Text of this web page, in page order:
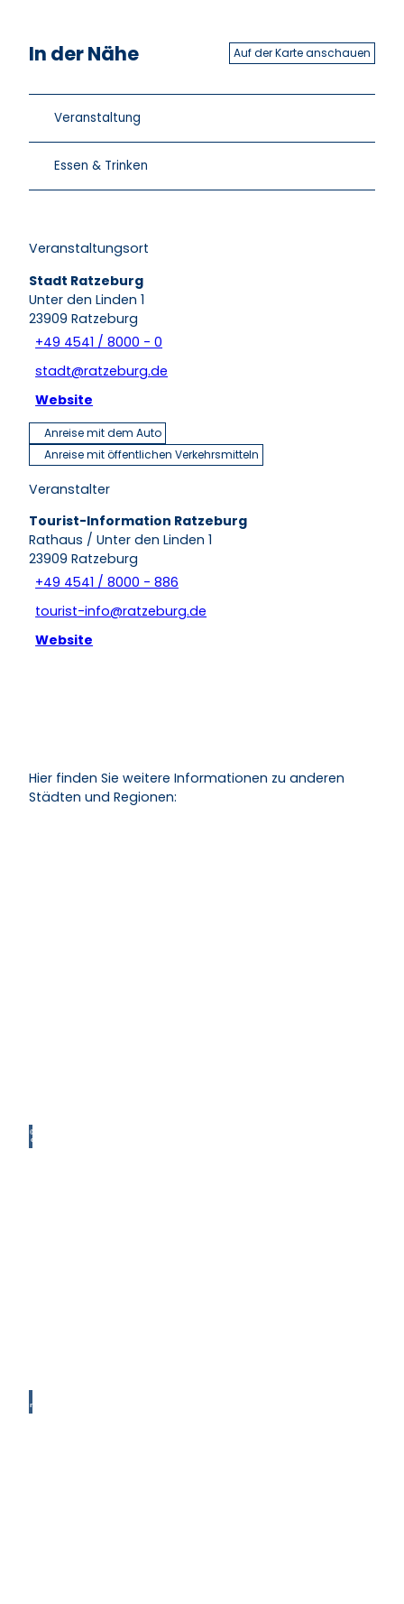
In der Nähe Auf der Karte anschauen
Veranstaltung
Essen & Trinken
Veranstaltungsort
Stadt Ratzeburg
Unter den Linden 1
23909 Ratzeburg
+49 4541 / 8000 - 0
stadt@ratzeburg.de
Website
Anreise mit dem Auto
Anreise mit öffentlichen Verkehrsmitteln
Veranstalter
Tourist-Information Ratzeburg
Rathaus / Unter den Linden 1
23909 Ratzeburg
+49 4541 / 8000 - 886
tourist-info@ratzeburg.de
Website
Hier finden Sie weitere Informationen zu anderen
Städten und Regionen:
© Nic
ole Fr
anke /
ns Bu